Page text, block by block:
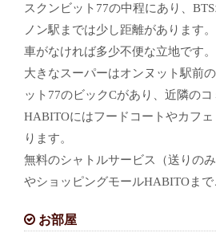
スクンビット77の中程にあり、
ノン駅までは少し距離があります。
車がなければ多少不便な立地です。
大きなスーパーはオンヌット駅前
ット77のビックCがあり、近隣の
HABITOにはフードコートやカフ
ります。
無料のシャトルサービス（送りの
やショッピングモールHABITOまで
お部屋